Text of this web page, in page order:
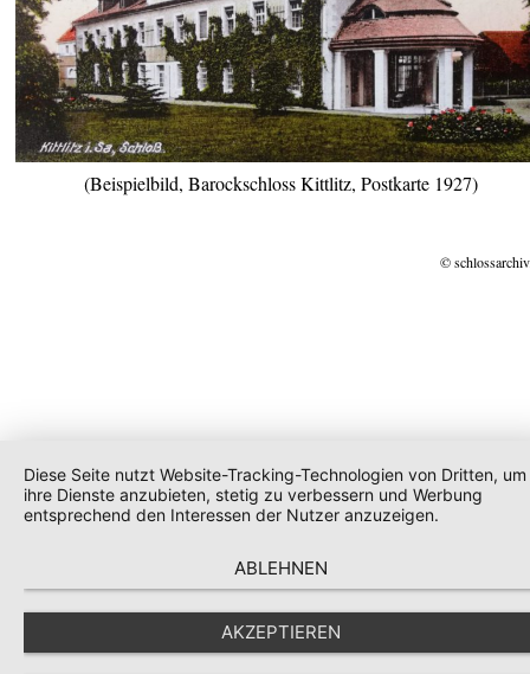
(Beispielbild, Barockschloss Kittlitz, Postkarte 1927)
©
Diese Seite nutzt Website-Tracking-Technologien von Dritten, um
ihre Dienste anzubieten, stetig zu verbessern und Werbung
entsprechend den Interessen der Nutzer anzuzeigen.
ABLEHNEN
AKZEPTIEREN